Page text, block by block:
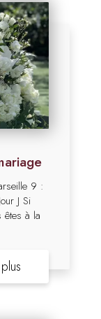
9 :
J Si
êtes à la